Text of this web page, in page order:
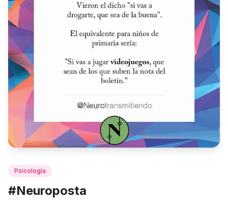
Psicología
#Neuroposta